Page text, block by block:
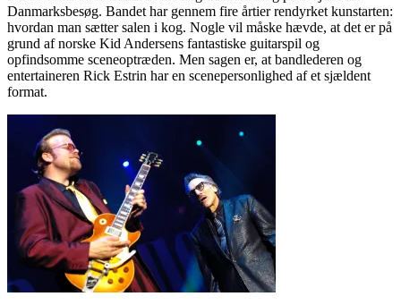
Danmarksbesøg. Bandet har gennem fire årtier rendyrket kunstarten:
hvordan man sætter salen i kog. Nogle vil måske hævde, at det er på
grund af norske Kid Andersens fantastiske guitarspil og
opfindsomme sceneoptræden. Men sagen er, at bandlederen og
entertaineren Rick Estrin har en scenepersonlighed af et sjældent
format.